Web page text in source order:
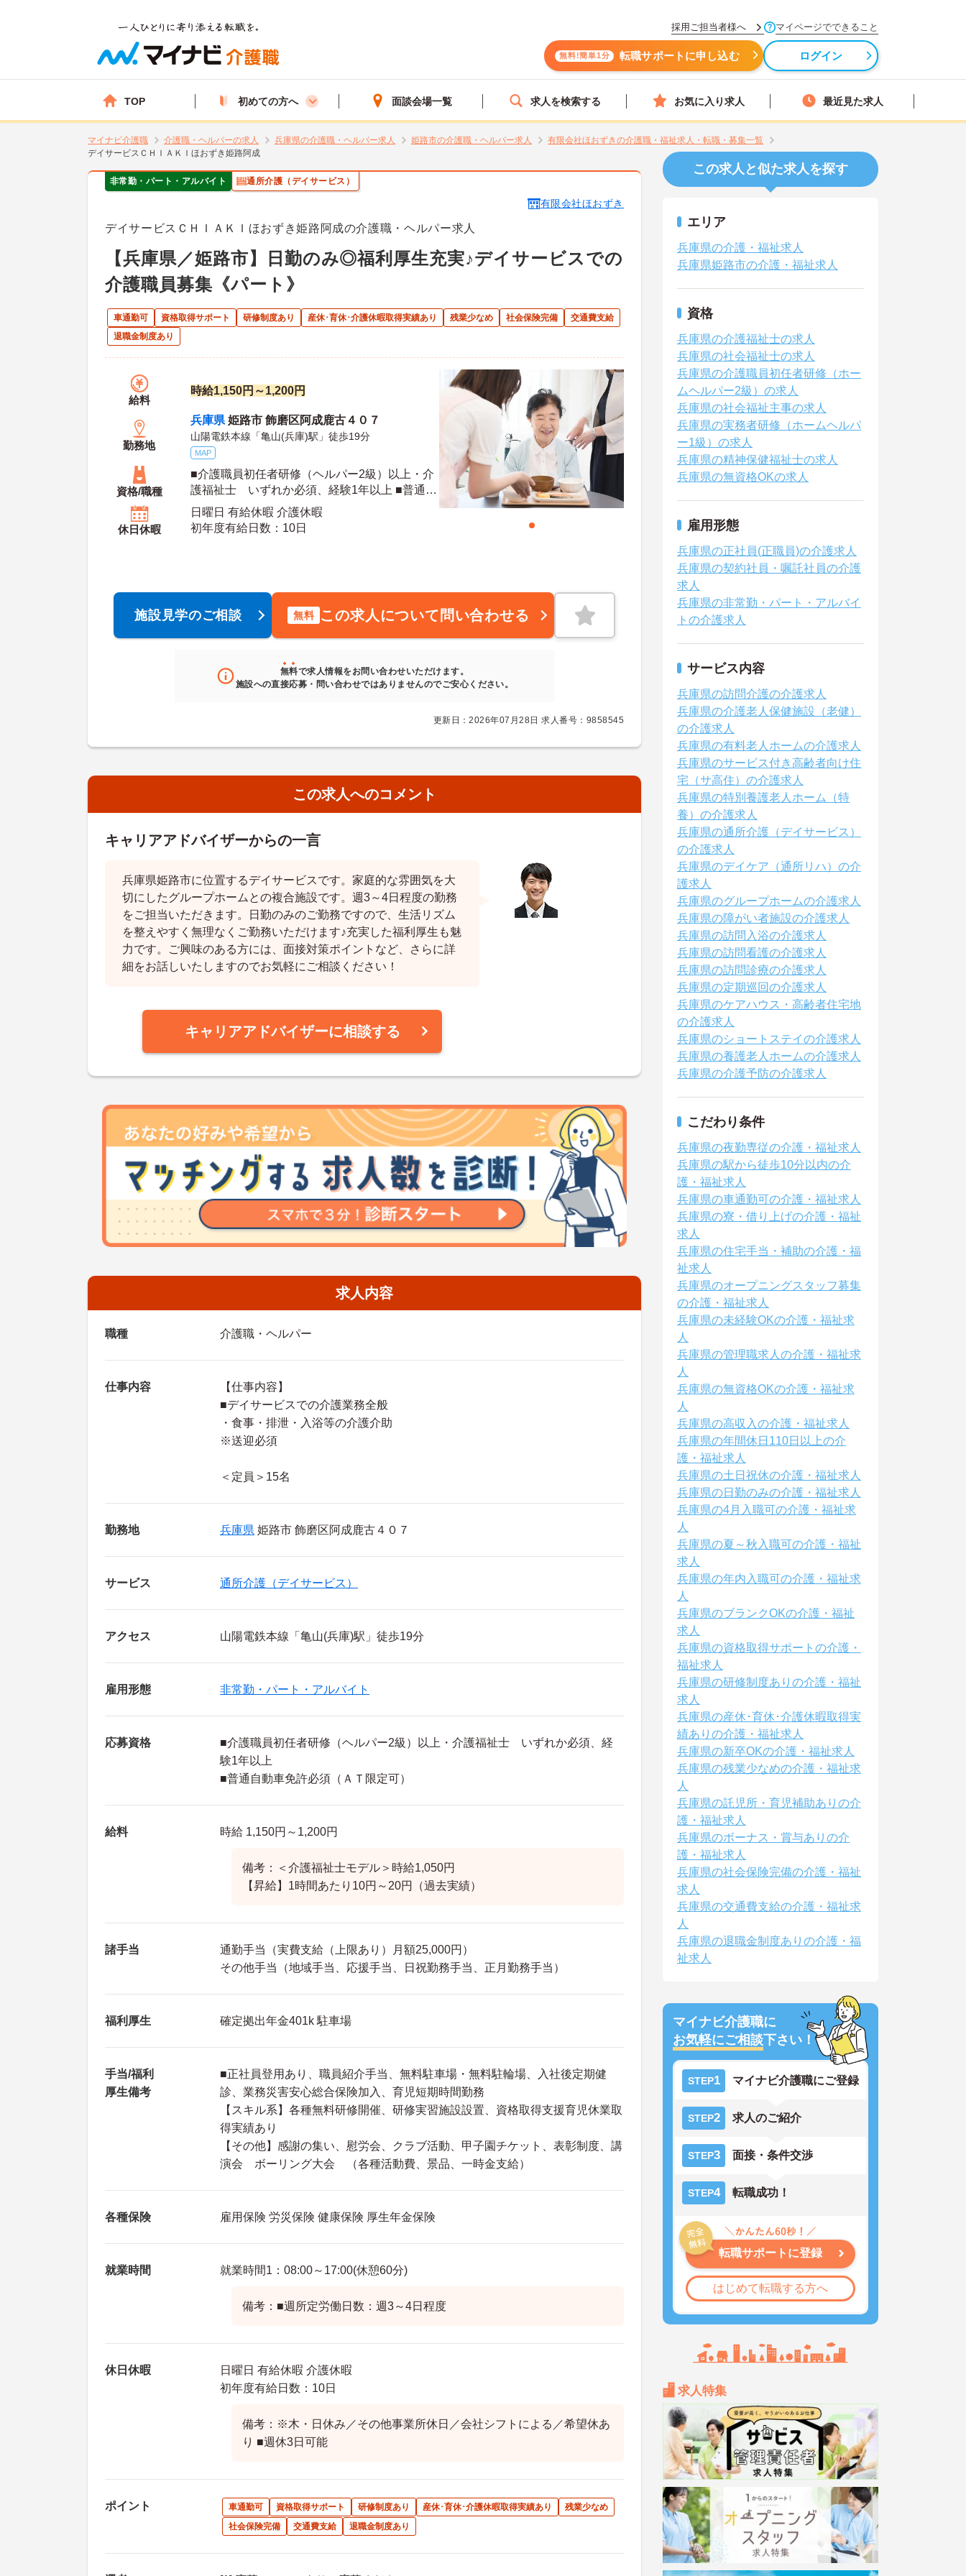
採用ご担当者様へ マイページでできること
無料!簡単1分 転職サポートに申し込む ログイン
TOP 初めての方へ 面談会場一覧 求人を検索する お気に入り求人 最近見た求人
マイナビ介護職 介護職・ヘルパーの求人 兵庫県の介護職・ヘルパー求人 姫路市の介護職・ヘルパー求人
有限会社ほおずきの介護職・福祉求人・転職・募集一覧
デイサービスＣＨＩＡＫＩほおずき姫路阿成
非常勤・パート・アルバイト 通所介護（デイサービス）
有限会社ほおずき
デイサービスＣＨＩＡＫＩほおずき姫路阿成の介護職・ヘルパー求人
【兵庫県／姫路市】日勤のみ◎福利厚生充実♪デイサービスでの
介護職員募集《パート》
車通勤可 資格取得サポート 研修制度あり 産休･育休･介護休暇取得実績あり 残業少なめ 社会保険完備
交通費支給
退職金制度あり
給料
時給1,150円～1,200円
勤務地
兵庫県 姫路市 飾磨区阿成鹿古４０７
山陽電鉄本線「亀山(兵庫)駅」徒歩19分
MAP
資格/職種
■介護職員初任者研修（ヘルパー2級）以上・介
護福祉士 いずれか必須、経験1年以上 ■普通自
動車免許必須（ＡＴ限定可）
休日休暇
日曜日 有給休暇 介護休暇
初年度有給日数：10日
施設見学のご相談 無料 この求人について問い合わせる
無料で求人情報をお問い合わせいただけます。
施設への直接応募・問い合わせではありませんのでご安心ください。
更新日：2026年07月28日 求人番号：9858545
この求人へのコメント
キャリアアドバイザーからの一言
兵庫県姫路市に位置するデイサービスです。家庭的な雰囲気を大
切にしたグループホームとの複合施設です。週3～4日程度の勤務
をご担当いただきます。日勤のみのご勤務ですので、生活リズム
を整えやすく無理なくご勤務いただけます♪充実した福利厚生も魅
力です。ご興味のある方には、面接対策ポイントなど、さらに詳
細をお話しいたしますのでお気軽にご相談ください！
キャリアアドバイザーに相談する
求人内容
職種 介護職・ヘルパー
仕事内容
【仕事内容】
■デイサービスでの介護業務全般
・食事・排泄・入浴等の介護介助
※送迎必須
＜定員＞15名
勤務地 兵庫県 姫路市 飾磨区阿成鹿古４０７
サービス 通所介護（デイサービス）
アクセス 山陽電鉄本線「亀山(兵庫)駅」徒歩19分
雇用形態 非常勤・パート・アルバイト
応募資格
■介護職員初任者研修（ヘルパー2級）以上・介護福祉士 いずれか必須、経
験1年以上
■普通自動車免許必須（ＡＴ限定可）
給料 時給 1,150円～1,200円
備考：＜介護福祉士モデル＞時給1,050円
【昇給】1時間あたり10円～20円（過去実績）
諸手当
通勤手当（実費支給（上限あり）月額25,000円）
その他手当（地域手当、応援手当、日祝勤務手当、正月勤務手当）
福利厚生 確定拠出年金401k 駐車場
手当/福利
厚生備考
■正社員登用あり、職員紹介手当、無料駐車場・無料駐輪場、入社後定期健
診、業務災害安心総合保険加入、育児短期時間勤務
【スキル系】各種無料研修開催、研修実習施設設置、資格取得支援育児休業取
得実績あり
【その他】感謝の集い、慰労会、クラブ活動、甲子園チケット、表彰制度、講
演会 ボーリング大会 （各種活動費、景品、一時金支給）
各種保険 雇用保険 労災保険 健康保険 厚生年金保険
就業時間 就業時間1：08:00～17:00(休憩60分)
備考：■週所定労働日数：週3～4日程度
休日休暇
日曜日 有給休暇 介護休暇
初年度有給日数：10日
備考：※木・日休み／その他事業所休日／会社シフトによる／希望休あ
り ■週休3日可能
ポイント 車通勤可 資格取得サポート 研修制度あり 産休･育休･介護休暇取得実績あり
残業少なめ
社会保険完備
交通費支給 退職金制度あり
この求人と似た求人を探す
エリア
兵庫県の介護・福祉求人
兵庫県姫路市の介護・福祉求人
資格
兵庫県の介護福祉士の求人
兵庫県の社会福祉士の求人
兵庫県の介護職員初任者研修（ホー
ムヘルパー2級）の求人
兵庫県の社会福祉主事の求人
兵庫県の実務者研修（ホームヘルパ
ー1級）の求人
兵庫県の精神保健福祉士の求人
兵庫県の無資格OKの求人
雇用形態
兵庫県の正社員(正職員)の介護求人
兵庫県の契約社員・嘱託社員の介護
求人
兵庫県の非常勤・パート・アルバイ
トの介護求人
サービス内容
兵庫県の訪問介護の介護求人
兵庫県の介護老人保健施設（老健）
の介護求人
兵庫県の有料老人ホームの介護求人
兵庫県のサービス付き高齢者向け住
宅（サ高住）の介護求人
兵庫県の特別養護老人ホーム（特
養）の介護求人
兵庫県の通所介護（デイサービス）
の介護求人
兵庫県のデイケア（通所リハ）の介
護求人
兵庫県のグループホームの介護求人
兵庫県の障がい者施設の介護求人
兵庫県の訪問入浴の介護求人
兵庫県の訪問看護の介護求人
兵庫県の訪問診療の介護求人
兵庫県の定期巡回の介護求人
兵庫県のケアハウス・高齢者住宅地
の介護求人
兵庫県のショートステイの介護求人
兵庫県の養護老人ホームの介護求人
兵庫県の介護予防の介護求人
こだわり条件
兵庫県の夜勤専従の介護・福祉求人
兵庫県の駅から徒歩10分以内の介
護・福祉求人
兵庫県の車通勤可の介護・福祉求人
兵庫県の寮・借り上げの介護・福祉
求人
兵庫県の住宅手当・補助の介護・福
祉求人
兵庫県のオープニングスタッフ募集
の介護・福祉求人
兵庫県の未経験OKの介護・福祉求
人
兵庫県の管理職求人の介護・福祉求
人
兵庫県の無資格OKの介護・福祉求
人
兵庫県の高収入の介護・福祉求人
兵庫県の年間休日110日以上の介
護・福祉求人
兵庫県の土日祝休の介護・福祉求人
兵庫県の日勤のみの介護・福祉求人
兵庫県の4月入職可の介護・福祉求
人
兵庫県の夏～秋入職可の介護・福祉
求人
兵庫県の年内入職可の介護・福祉求
人
兵庫県のブランクOKの介護・福祉
求人
兵庫県の資格取得サポートの介護・
福祉求人
兵庫県の研修制度ありの介護・福祉
求人
兵庫県の産休･育休･介護休暇取得実
績ありの介護・福祉求人
兵庫県の新卒OKの介護・福祉求人
兵庫県の残業少なめの介護・福祉求
人
兵庫県の託児所・育児補助ありの介
護・福祉求人
兵庫県のボーナス・賞与ありの介
護・福祉求人
兵庫県の社会保険完備の介護・福祉
求人
兵庫県の交通費支給の介護・福祉求
人
兵庫県の退職金制度ありの介護・福
祉求人
マイナビ介護職に
お気軽にご相談下さい！
STEP1 マイナビ介護職にご登録
STEP2 求人のご紹介
STEP3 面接・条件交渉
STEP4 転職成功！
転職サポートに登録
はじめて転職する方へ
求人特集